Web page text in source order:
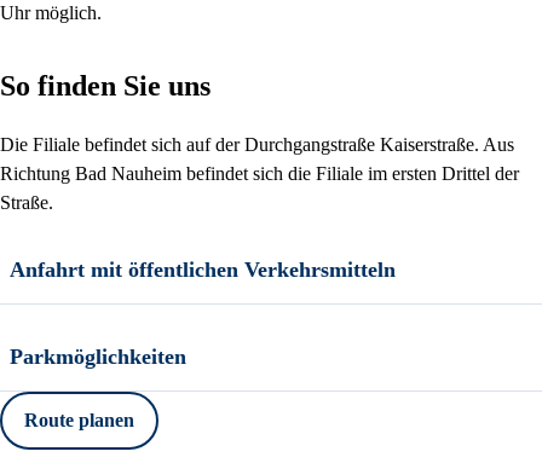
Uhr möglich.
So finden Sie uns
Die Filiale befindet sich auf der Durchgangstraße Kaiserstraße. Aus
Richtung Bad Nauheim befindet sich die Filiale im ersten Drittel der
Straße.
Anfahrt mit öffentlichen Verkehrsmitteln
Parkmöglichkeiten
Route planen